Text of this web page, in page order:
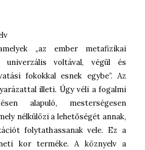
„az ember metafizikai
univerzális voltával, végül és
fokokkal esnek egybe”. Az
illeti. Úgy véli a fogalmi
alapuló, mesterségesen
nélkülözi a lehetőségét annak,
folytathassanak vele. Ez a
kor terméke. A köznyelv a